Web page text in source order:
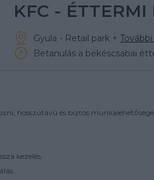
KFC - ÉTTERMI
Gyula - Retail park +
Betanulás a békéscsabai
hosszútávú és biztos
kezelés,